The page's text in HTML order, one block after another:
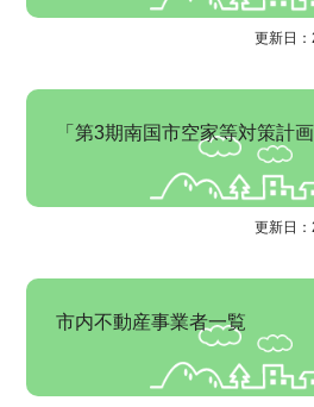
更新日
「第3期南国市空家等対策計
更新日
市内不動産事業者一覧